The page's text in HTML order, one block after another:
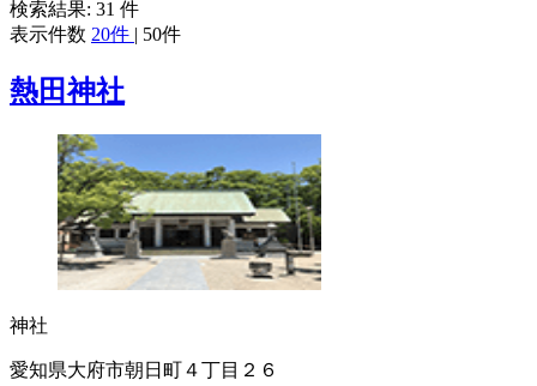
検索結果: 31 件
表示件数 20件 | 50件
熱田神社
神社
愛知県大府市朝日町４丁目２６